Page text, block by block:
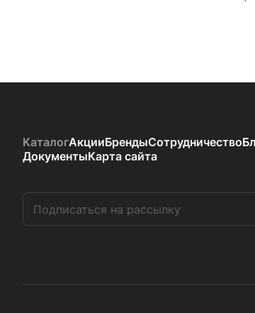
КаталогАкцииБрендыСотрудничество
ДокументыКарта сайта